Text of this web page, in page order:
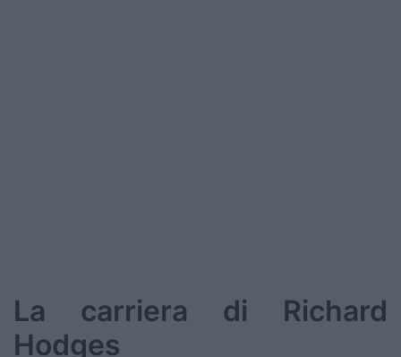
La carriera di Richard
Hodges